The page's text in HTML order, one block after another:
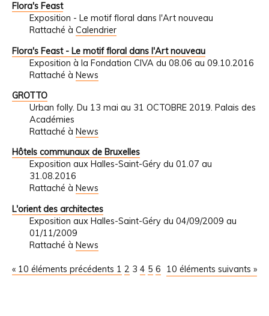
Flora's Feast
Exposition - Le motif floral dans l'Art nouveau
Rattaché à Calendrier
Flora's Feast - Le motif floral dans l'Art nouveau
Exposition à la Fondation CIVA du 08.06 au 09.10.2016
Rattaché à News
GROTTO
Urban folly. Du 13 mai au 31 OCTOBRE 2019. Palais des
Académies
Rattaché à News
Hôtels communaux de Bruxelles
Exposition aux Halles-Saint-Géry du 01.07 au
31.08.2016
Rattaché à News
L'orient des architectes
Exposition aux Halles-Saint-Géry du 04/09/2009 au
01/11/2009
Rattaché à News
« 10 éléments précédents 10 éléments suivants »
1 2 3 4 5 6